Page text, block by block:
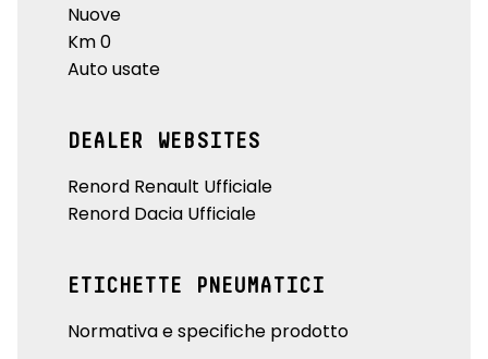
Nuove
Km 0
Auto usate
DEALER WEBSITES
Renord Renault Ufficiale
Renord Dacia Ufficiale
ETICHETTE PNEUMATICI
Normativa e specifiche prodotto